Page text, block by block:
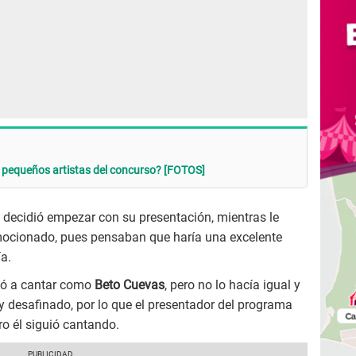
artistas del concurso? [FOTOS]
decidió empezar con su presentación, mientras le
pues pensaban que haría una excelente
a cantar como Beto Cuevas, pero no lo hacía igual y
por lo que el presentador del programa
él siguió cantando.